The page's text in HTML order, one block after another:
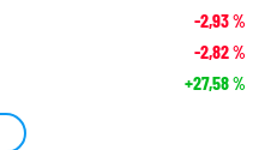
-2,93%
-2,82%
+27,58%